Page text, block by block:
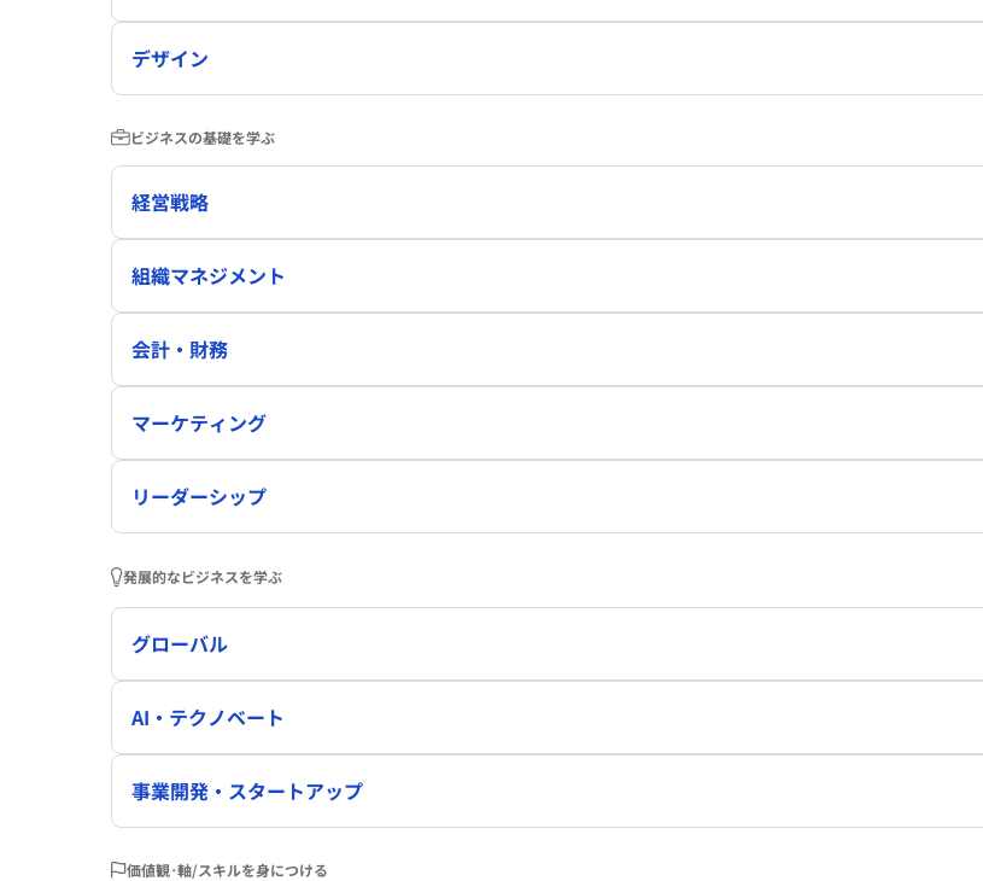
デザイン
ビジネスの基礎を学ぶ
経営戦略
組織マネジメント
会計・財務
マーケティング
リーダーシップ
発展的なビジネスを学ぶ
グローバル
AI・テクノベート
事業開発・スタートアップ
価値観･軸/スキルを身につける